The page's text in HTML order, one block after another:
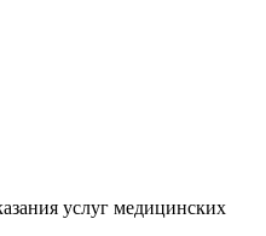
услуг медицинских